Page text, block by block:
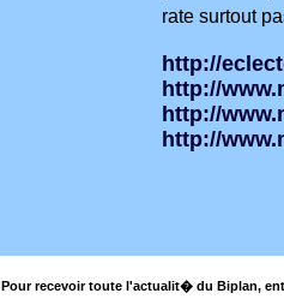
rate surtout
http://
http://
http://
http://
Pour recevoir toute l'actualit� du Biplan,